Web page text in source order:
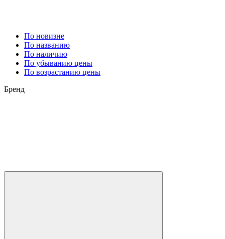
По новизне
По названию
По наличию
По убыванию цены
По возрастанию цены
Бренд